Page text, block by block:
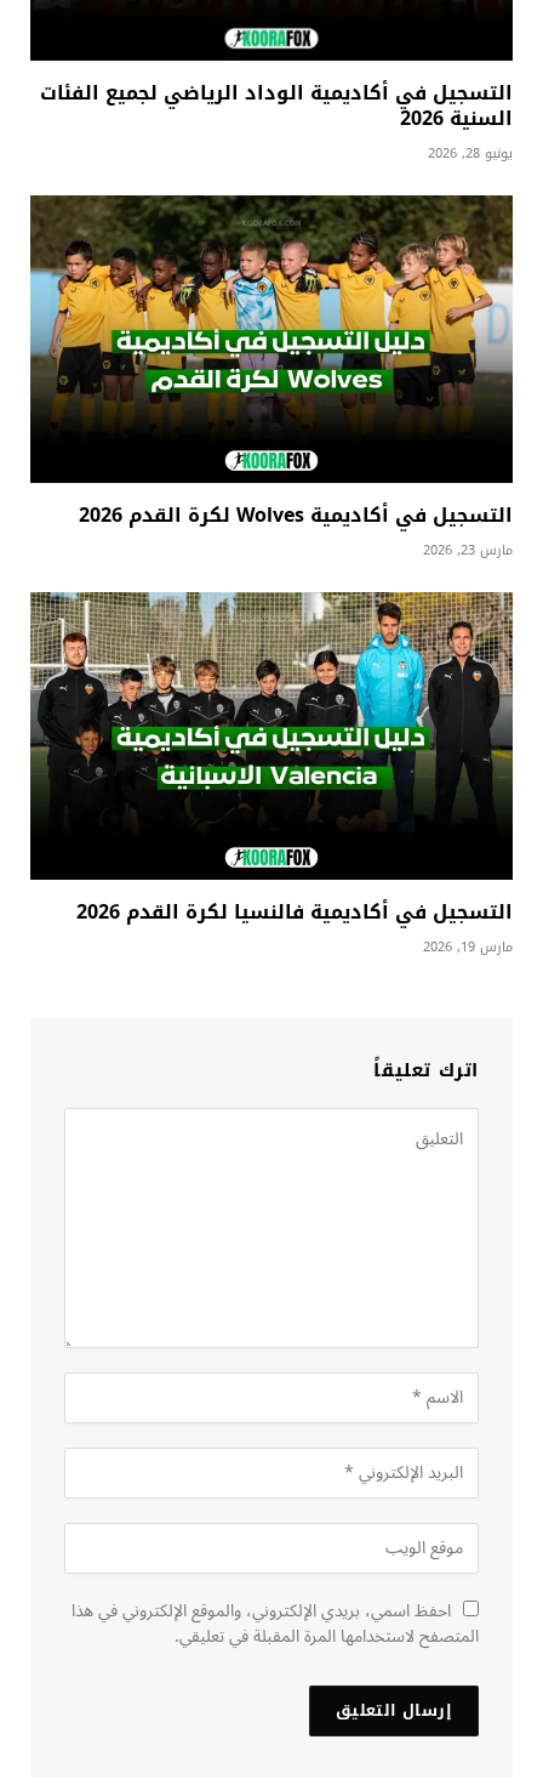
التسجيل في أكاديمية الوداد الرياضي لجميع الفئات
السنية 2026
يونيو 28, 2026
التسجيل في أكاديمية Wolves لكرة القدم 2026
مارس 23, 2026
التسجيل في أكاديمية فالنسيا لكرة القدم 2026
مارس 19, 2026
اترك تعليقاً
احفظ اسمي، بريدي الإلكتروني، والموقع الإلكتروني في هذا
المتصفح لاستخدامها المرة المقبلة في تعليقي.